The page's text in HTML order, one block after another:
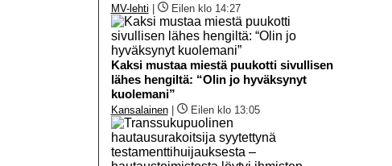
MV-lehti Eilen klo 14:27
Kaksi mustaa miestä puukotti sivullisen
lähes hengiltä: “Olin jo hyväksynyt
kuolemani”
Kansalainen| Eilen klo 13:05